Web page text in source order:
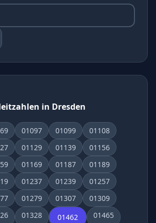
in Dresden
01097 01099
01108
01129 01139
01156
01169 01187
01189
01237 01239
01257
01279 01307
01309
01328 01462 01465